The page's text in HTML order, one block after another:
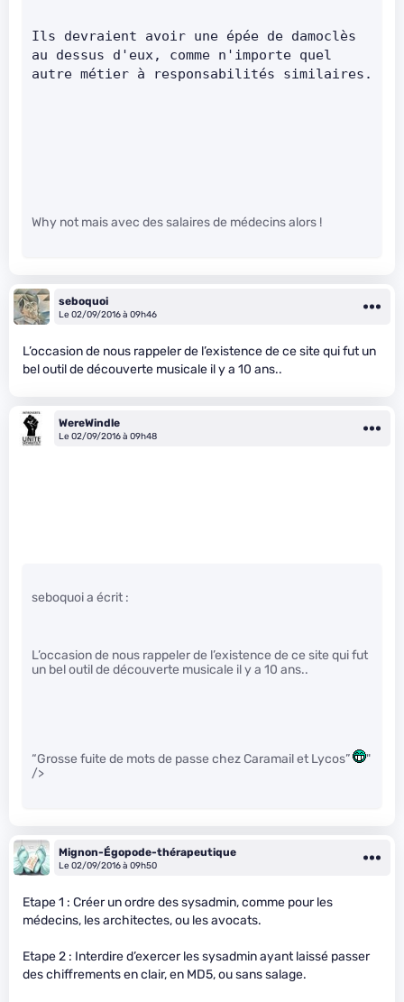
Ils devraient avoir une épée de damoclès
au dessus d'eux, comme n'importe quel
autre métier à responsabilités similaires.
Why not mais avec des salaires de médecins alors !
seboquoi
Le 02/09/2016 à 09h46
L’occasion de nous rappeler de l’existence de ce site qui fut un
bel outil de découverte musicale il y a 10 ans..
WereWindle
Le 02/09/2016 à 09h48
seboquoi a écrit :
L’occasion de nous rappeler de l’existence de ce site qui fut
un bel outil de découverte musicale il y a 10 ans..
“Grosse fuite de mots de passe chez Caramail et Lycos”
"
/>
Mignon-Égopode-thérapeutique
Le 02/09/2016 à 09h50
Etape 1 : Créer un ordre des sysadmin, comme pour les
médecins, les architectes, ou les avocats.
Etape 2 : Interdire d’exercer les sysadmin ayant laissé passer
des chiffrements en clair, en MD5, ou sans salage.